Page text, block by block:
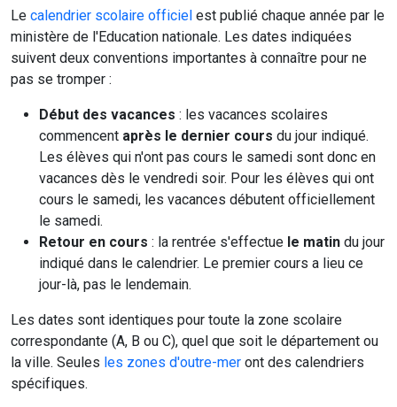
Le calendrier scolaire officiel est publié chaque année par le
ministère de l'Education nationale. Les dates indiquées
suivent deux conventions importantes à connaître pour ne
pas se tromper :
Début des vacances : les vacances scolaires
commencent après le dernier cours du jour indiqué.
Les élèves qui n'ont pas cours le samedi sont donc en
vacances dès le vendredi soir. Pour les élèves qui ont
cours le samedi, les vacances débutent officiellement
le samedi.
Retour en cours : la rentrée s'effectue le matin du jour
indiqué dans le calendrier. Le premier cours a lieu ce
jour-là, pas le lendemain.
Les dates sont identiques pour toute la zone scolaire
correspondante (A, B ou C), quel que soit le département ou
la ville. Seules les zones d'outre-mer ont des calendriers
spécifiques.